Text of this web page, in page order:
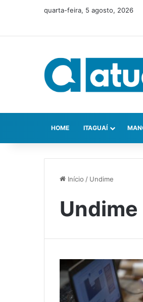
quarta-feira, 5 agosto, 2026
HOME ITAGUAÍ
Início / Undime
Undime